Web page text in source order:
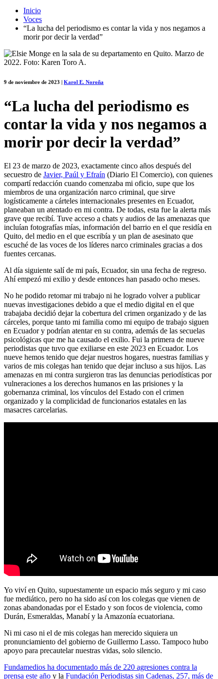
Inicio
Voces
“La lucha del periodismo es contar la vida y nos negamos a
morir por decir la verdad”
9 de noviembre de 2023 | Karol E. Noroña
“La lucha del periodismo es
contar la vida y nos negamos a
morir por decir la verdad”
El 23 de marzo de 2023, exactamente cinco años después del
secuestro de Javier, Paúl y Efraín (Diario El Comercio), con quienes
compartí redacción cuando comenzaba mi oficio, supe que los
miembros de una organización narco criminal, que sirve
logísticamente a cárteles internacionales presentes en Ecuador,
planeaban un atentado en mi contra. De todas, esta fue la alerta más
grave que recibí. Tuve acceso a chats y audios de las amenazas que
incluían fotografías mías, información del barrio en el que residía en
Quito, del medio en el que escribía y un plan de asesinato que
escuché de las voces de los líderes narco criminales gracias a dos
fuentes cercanas.
Al día siguiente salí de mi país, Ecuador, sin una fecha de regreso.
Ahí empezó mi exilio y desde entonces han pasado ocho meses.
No he podido retomar mi trabajo ni he logrado volver a publicar
nuevas investigaciones debido a que el medio digital en el que
trabajaba decidió dejar la cobertura del crimen organizado y de las
cárceles, porque tanto mi familia como mi equipo de trabajo siguen
en Ecuador y podrían atentar en su contra, además de las secuelas
psicológicas que me ha causado el exilio. Fui la primera de nueve
periodistas que tuvo que exiliarse en este 2023 en Ecuador. Los
nueve hemos tenido que dejar nuestros hogares, nuestras familias y
varios de mis colegas han tenido que dejar incluso a sus hijos. Las
amenazas en mi contra surgieron tras las denuncias periodísticas por
vulneraciones a los derechos humanos en las prisiones y la
gobernanza criminal, los vínculos del Estado con el crimen
organizado y la complicidad de funcionarios estatales en las
masacres carcelarias.
Yo viví en Quito, supuestamente un espacio más seguro y mi caso
fue mediático, pero no ha sido así con los colegas que vienen de
zonas abandonadas por el Estado y son focos de violencia, como
Durán, Esmeraldas, Manabí y la Amazonía ecuatoriana.
Ni mi caso ni el de mis colegas han merecido siquiera un
pronunciamiento del gobierno de Guillermo Lasso. Tampoco hubo
apoyo para precautelar nuestras vidas, solo silencio.
Fundamedios ha documentado más de 220 agresiones contra la
prensa este año y la Fundación Periodistas sin Cadenas, 257, más de